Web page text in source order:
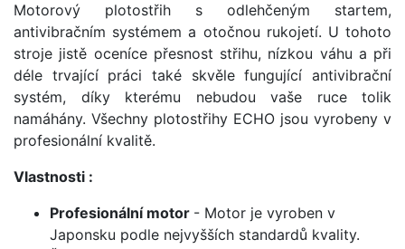
Motorový plotostřih s odlehčeným startem,
antivibračním systémem a otočnou rukojetí. U tohoto
stroje jistě oceníce přesnost střihu, nízkou váhu a při
déle trvající práci také skvěle fungující antivibrační
systém, díky kterému nebudou vaše ruce tolik
namáhány. Všechny plotostřihy ECHO jsou vyrobeny v
profesionální kvalitě.
Vlastnosti :
Profesionální motor - Motor je vyroben v
Japonsku podle nejvyšších standardů kvality.